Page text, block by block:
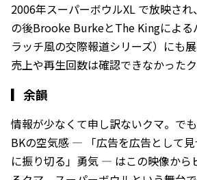
2006年スーパーボウルXL で放映さ
の後Brooke BurkeとThe Kingによる
ラッチ風の交際報道シリーズ）にも
売上や再生回数は確認できなかったク
▎ 余韻
情報が少なくて申し訳ないクマ。で
BKの空気感 — 「広告を広告として
に振り切る」勇気 — はこの映像から